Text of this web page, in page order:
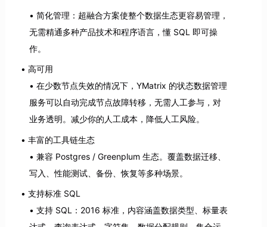
简化管理：超融合方案使整个数据生态更容易管理，
无需精通多种产品技术和程序语言，懂 SQL 即可操
作。
高可用
在少数节点失效的情况下，YMatrix 的状态数据管理
服务可以自动完成节点故障转移，无需人工参与，对
业务透明。减少你的人工成本，降低人工风险。
丰富的工具链生态
兼容 Postgres / Greenplum 生态。覆盖数据迁移、
写入、性能测试、备份、恢复等多种场景。
支持标准 SQL
支持 SQL：2016 标准，内容涵盖数据类型、标量表